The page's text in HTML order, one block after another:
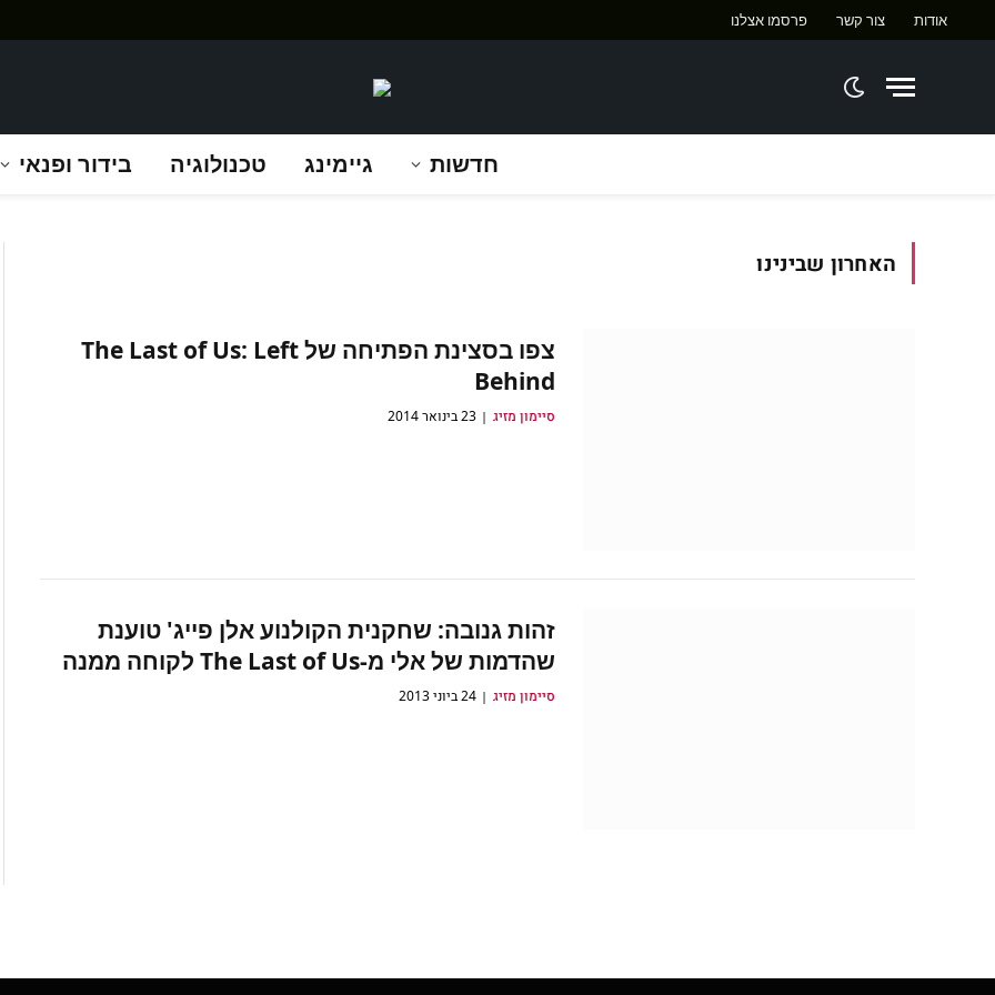
אודות צור קשר פרסמו אצלנו
חדשות גיימינג טכנולוגיה בידור ופנאי
האחרון שבינינו
צפו בסצינת הפתיחה של The Last of Us: Left
Behind
סיימון מזיג 23 בינואר 2014
זהות גנובה: שחקנית הקולנוע אלן פייג' טוענת
שהדמות של אלי מ-The Last of Us לקוחה ממנה
סיימון מזיג 24 ביוני 2013